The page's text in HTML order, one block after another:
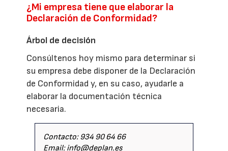
¿Mi empresa tiene que elaborar la
Declaración de Conformidad?
Árbol de decisión
Consúltenos hoy mismo para determinar si
su empresa debe disponer de la Declaración
de Conformidad y, en su caso, ayudarle a
elaborar la documentación técnica
necesaria.
Contacto: 934 90 64 66
Email: info@deplan.es